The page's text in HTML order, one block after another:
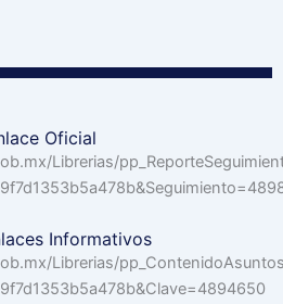
Oficial
Librerias/
Informativos
Librerias/